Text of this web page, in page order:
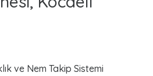
ve Nem Takip Sistemi